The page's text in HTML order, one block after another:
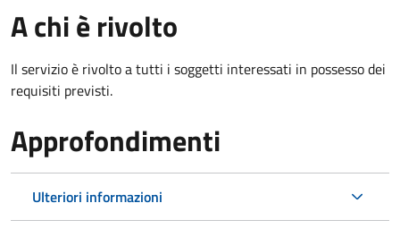
A chi è rivolto
Il servizio è rivolto a tutti i soggetti interessati in possesso dei
requisiti previsti.
Approfondimenti
Ulteriori informazioni